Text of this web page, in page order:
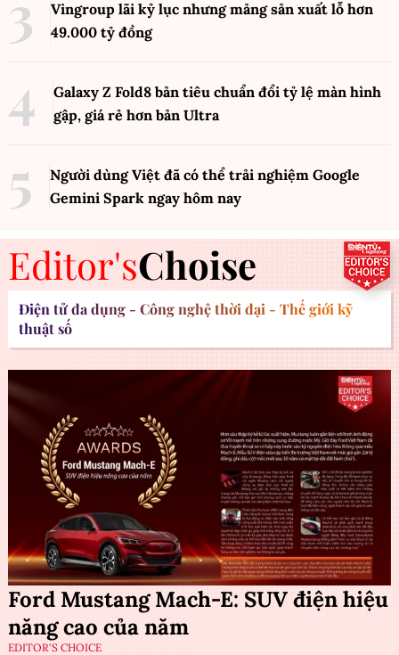
Vingroup lãi kỷ lục nhưng mảng sản xuất lỗ hơn
49.000 tỷ đồng
Galaxy Z Fold8 bản tiêu chuẩn đổi tỷ lệ màn hình
gập, giá rẻ hơn bản Ultra
Người dùng Việt đã có thể trải nghiệm Google
Gemini Spark ngay hôm nay
Editor'sChoise
Điện tử đa dụng - Công nghệ thời đại - Thế giới kỹ
thuật số
Ford Mustang Mach-E: SUV điện hiệu
năng cao của năm
EDITOR'S CHOICE